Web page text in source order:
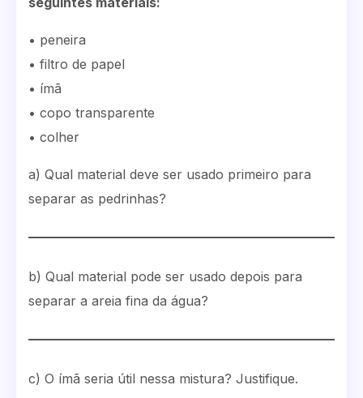
• peneira
• filtro de papel
• ímã
• copo transparente
• colher
a) Qual material deve ser usado primeiro para
separar as pedrinhas?
b) Qual material pode ser usado depois para
separar a areia fina da água?
c) O ímã seria útil nessa mistura? Justifique.